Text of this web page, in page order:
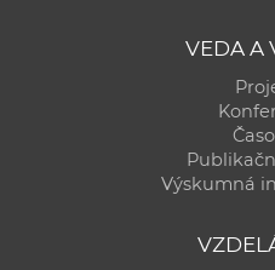
VEDA A
Výskumná